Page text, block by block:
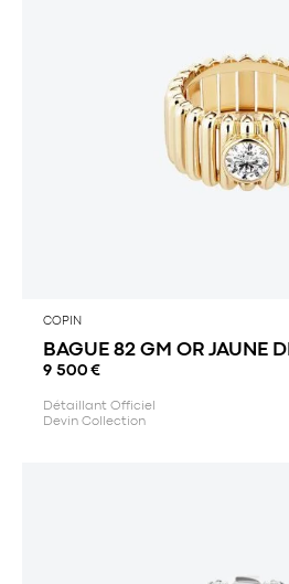
COPIN
BAGUE 82 GM OR JAUNE
9 500 €
Détaillant Officiel
Devin Collection